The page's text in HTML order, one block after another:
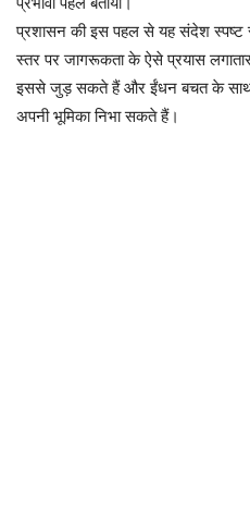
प्रशासन की इस पहल से यह संदेश स्पष्ट
स्तर पर जागरूकता के ऐसे प्रयास
इससे जुड़ सकते हैं और ईंधन बचत के साथ
अपनी भूमिका निभा सकते हैं।